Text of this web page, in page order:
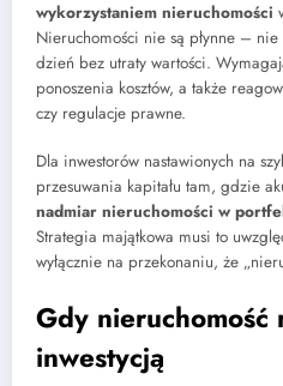
wykorzystaniem nieruchomości
Nieruchomości nie są płynne –
dzień bez utraty wartości.
ponoszenia kosztów, a także
czy regulacje prawne.
Dla inwestorów nastawionych na
przesuwania kapitału tam, gdzie
nadmiar nieruchomości w
Strategia majątkowa musi to
wyłącznie na przekonaniu, że
Gdy nieruchomość
inwestycją